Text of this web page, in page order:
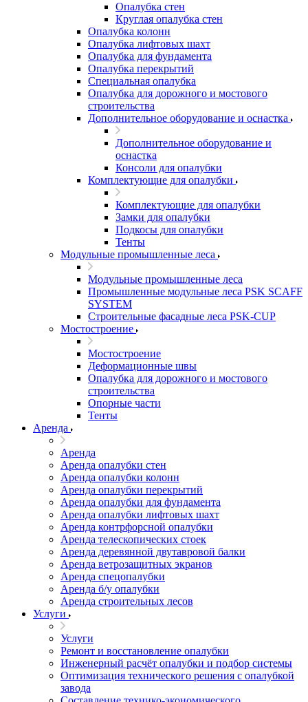
Опалубка стен
Круглая опалубка стен
Опалубка колонн
Опалубка лифтовых шахт
Опалубка для фундамента
Опалубка перекрытий
Специальная опалубка
Опалубка для дорожного и мостового
строительства
Дополнительное оборудование и оснастка
Дополнительное оборудование и
оснастка
Консоли для опалубки
Комплектующие для опалубки
Комплектующие для опалубки
Замки для опалубки
Подкосы для опалубки
Тенты
Модульные промышленные леса
Модульные промышленные леса
Промышленные модульные леса PSK SCAFF
SYSTEM
Строительные фасадные леса PSK-CUP
Мостостроение
Мостостроение
Деформационные швы
Опалубка для дорожного и мостового
строительства
Опорные части
Тенты
Аренда
Аренда
Аренда опалубки стен
Аренда опалубки колонн
Аренда опалубки перекрытий
Аренда опалубки для фундамента
Аренда опалубки лифтовых шахт
Аренда контрфорсной опалубки
Аренда телескопических стоек
Аренда деревянной двутавровой балки
Аренда ветрозащитных экранов
Аренда спецопалубки
Аренда б/у опалубки
Аренда строительных лесов
Услуги
Услуги
Ремонт и восстановление опалубки
Инженерный расчёт опалубки и подбор системы
Оптимизация технического решения с опалубкой
завода